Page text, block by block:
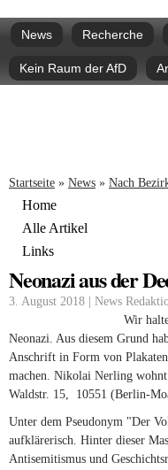
zum
Hauptmenü
News Recherche
Kein Raum der AfD
Sie sind hier
Startseite » News » Nach
Home
Alle Artikel
Links
Neonazi aus der
3. August 2018 | News
Wir
Neonazi. Aus diesem Grund
Anschrift in Form von
machen. Nikolai Nerling
Waldstr. 15, 10551 (Berlin-
Unter dem Pseudonym "Der
aufklärerisch. Hinter dieser
Antisemitismus und